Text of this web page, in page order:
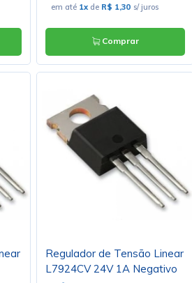
em até 1x de R$ 1,30 s/ juros
Comprar
Regulador de Tensão Linear
L7924CV 24V 1A Negativo